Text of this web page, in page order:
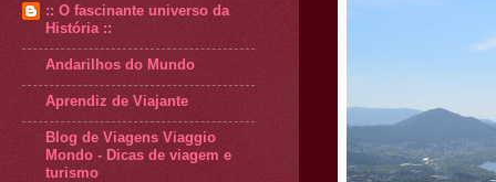
:: O fascinante universo da
História ::
Andarilhos do Mundo
Aprendiz de Viajante
Blog de Viagens Viaggio
Mondo - Dicas de viagem e
turismo